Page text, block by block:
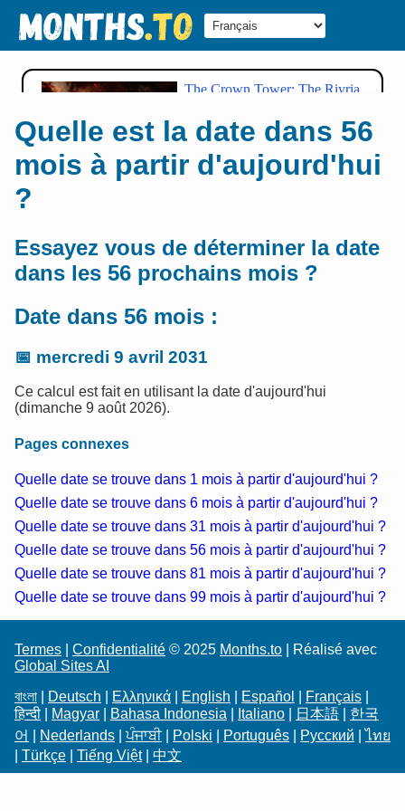
Quelle est la date dans 56
mois à partir d'aujourd'hui
?
Essayez vous de déterminer la date
dans les 56 prochains mois ?
Date dans 56 mois :
📅 mercredi 9 avril 2031
Ce calcul est fait en utilisant la date d'aujourd'hui
(dimanche 9 août 2026).
Pages connexes
Quelle date se trouve dans 1 mois à partir d'aujourd'hui ?
Quelle date se trouve dans 6 mois à partir d'aujourd'hui ?
Quelle date se trouve dans 31 mois à partir d'aujourd'hui ?
Quelle date se trouve dans 56 mois à partir d'aujourd'hui ?
Quelle date se trouve dans 81 mois à partir d'aujourd'hui ?
Quelle date se trouve dans 99 mois à partir d'aujourd'hui ?
Termes Confidentialité © 2025 Months.to | Réalisé avec
Global Sites AI
বাংলা
Deutsch Ελληνικά English Español Français
हिन्दी
Magyar Bahasa Indonesia Italiano 日本語
한국
어
Nederlands |ਪੰਜਾਬੀ| Polski Português Русский |ไทย
Türkçe Tiếng Việt| 中文